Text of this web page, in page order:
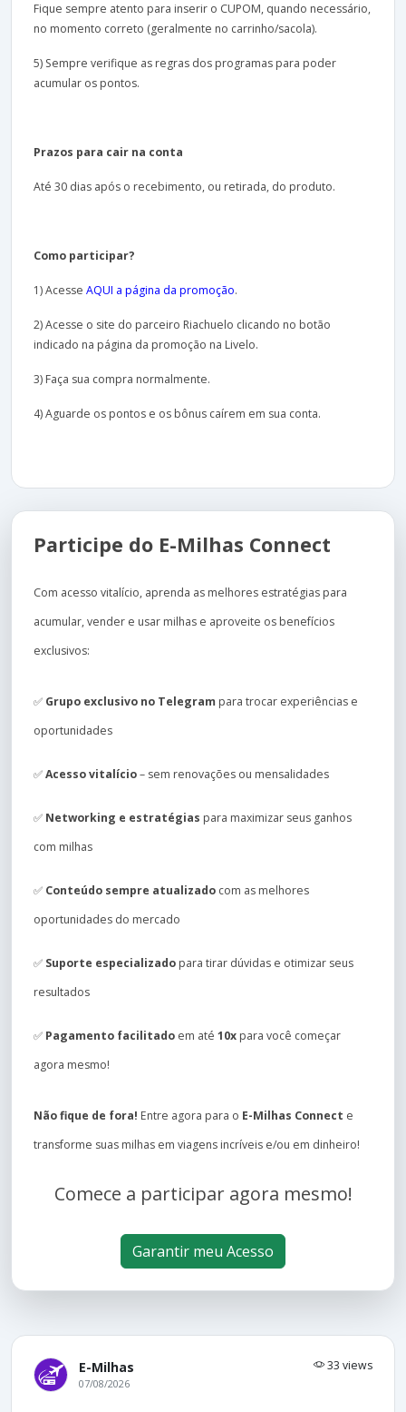
Fique sempre atento para inserir o CUPOM, quando necessário,
no momento correto (geralmente no carrinho/sacola).
5) Sempre verifique as regras dos programas para poder
acumular os pontos.
Prazos para cair na conta
Até 30 dias após o recebimento, ou retirada, do produto.
Como participar?
1) Acesse AQUI a página da promoção.
2) Acesse o site do parceiro Riachuelo clicando no botão
indicado na página da promoção na Livelo.
3) Faça sua compra normalmente.
4) Aguarde os pontos e os bônus caírem em sua conta.
Participe do E-Milhas Connect
Com acesso vitalício, aprenda as melhores estratégias para
acumular, vender e usar milhas e aproveite os benefícios
exclusivos:
✅ Grupo exclusivo no Telegram para trocar experiências e
oportunidades
✅Acesso vitalício– sem renovações ou mensalidades
✅ Networking e estratégias para maximizar seus ganhos
com milhas
✅ Conteúdo sempre atualizado com as melhores
oportunidades do mercado
✅ Suporte especializado para tirar dúvidas e otimizar seus
resultados
✅ Pagamento facilitado em até 10x para você começar
agora mesmo!
Não fique de fora! Entre agora para o E-Milhas Connect e
transforme suas milhas em viagens incríveis e/ou em dinheiro!
Comece a participar agora mesmo!
Garantir meu Acesso
E-Milhas 33 views
07/08/2026